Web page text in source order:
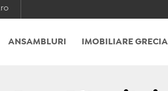
ANSAMBLURI IMOBILIARE GRECIA